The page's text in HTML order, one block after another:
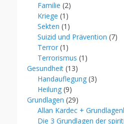
Familie (2)
Kriege (1)
Sekten (1)
Suizid und Prävention (7)
Terror (1)
Terrorismus (1)
Gesundheit (13)
Handauflegung (3)
Heilung (9)
Grundlagen (29)
Allan Kardec +
Die 3 Grundlagen der